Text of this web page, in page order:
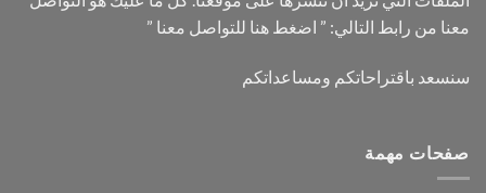
معنا من رابط التالي: ” اضغط هنا للتواصل معنا ”
سنسعد باقتراحاتكم ومساعداتكم
صفحات مهمة